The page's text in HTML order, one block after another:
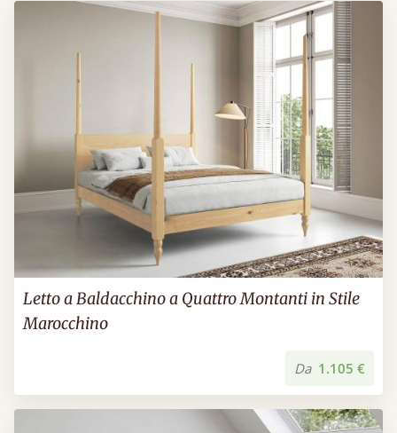
Letto a Baldacchino a Quattro Montanti in Stile
Marocchino
Da 1.105 €